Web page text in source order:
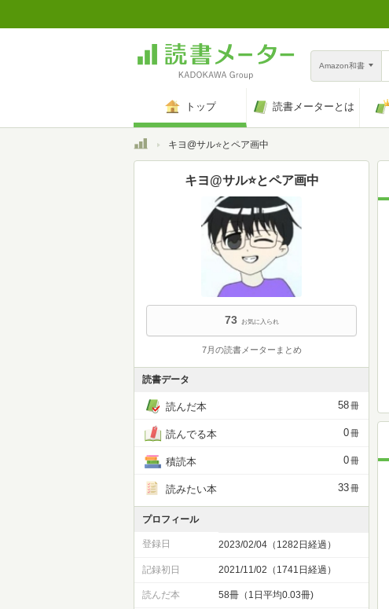
Amazon和書
トップ 読書メーターとは
トップキヨ@サル⭐️とペア画中
キヨ@サル⭐️とペア画中
73 お気に入られ
7月の読書メーターまとめ
読書データ
読んだ本 58冊
読んでる本 0冊
積読本 0冊
読みたい本 33冊
プロフィール
登録日 2023/02/04（1282日経過）
記録初日 2021/11/02（1741日経過）
読んだ本 58冊（1日平均0.03冊)